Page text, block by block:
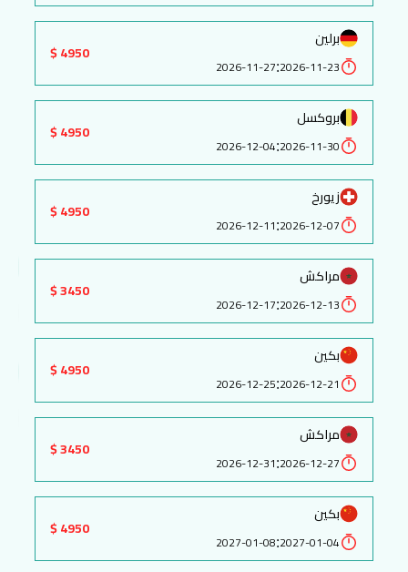
برلين
2026-11-23
:
2026-11-27
4950 $
بروكسل
2026-11-30
:
2026-12-04
4950 $
زيورخ
2026-12-07
:
2026-12-11
4950 $
مراكش
2026-12-13
:
2026-12-17
3450 $
بكين
2026-12-21
:
2026-12-25
4950 $
مراكش
2026-12-27
:
2026-12-31
3450 $
بكين
2027-01-04
:
2027-01-08
4950 $